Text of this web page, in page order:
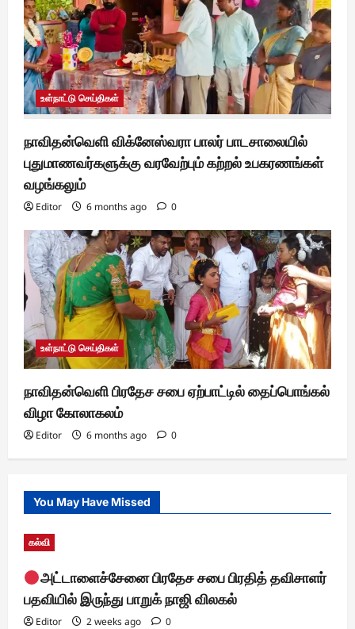
உள்நாட்டு செய்திகள்
நாவிதன்வெளி விக்னேஸ்வரா பாலர் பாடசாலையில்
புதுமாணவர்களுக்கு வரவேற்பும் கற்றல் உபகரணங்கள்
வழங்கலும்
Editor 6 months ago 0
உள்நாட்டு செய்திகள்
நாவிதன்வெளி பிரதேச சபை ஏற்பாட்டில் தைப்பொங்கல்
விழா கோலாகலம்
Editor 6 months ago 0
You May Have Missed
கல்வி
அட்டாளைச்சேனை பிரதேச சபை பிரதித் தவிசாளர்
பதவியில் இருந்து பாறுக் நாஜி விலகல்
Editor 2 weeks ago 0